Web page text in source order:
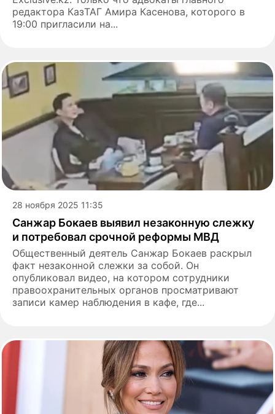
редактора КазТАГ Амира Касенова, которого в
19:00 пригласили на...
28 ноября 2025 11:35
Санжар Бокаев выявил незаконную слежку
и потребовал срочной реформы МВД
Общественный деятель Санжар Бокаев раскрыл
факт незаконной слежки за собой. Он
опубликовал видео, на котором сотрудники
правоохранительных органов просматривают
записи камер наблюдения в кафе, где...